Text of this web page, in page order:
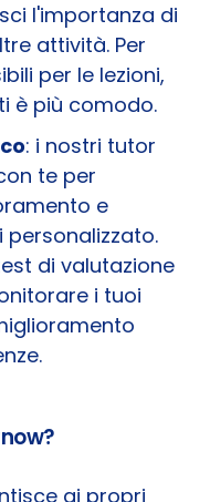
l'importanza di
attività. Per
per le lezioni,
è più comodo.
: i nostri tutor
te per
e
personalizzato.
di valutazione
i tuoi
ai propri